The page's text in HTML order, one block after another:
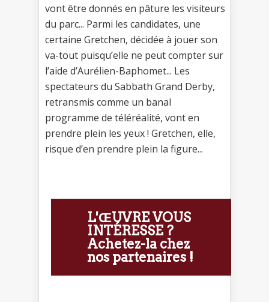
vont être donnés en pâture les visiteurs
du parc... Parmi les candidates, une
certaine Gretchen, décidée à jouer son
va-tout puisqu’elle ne peut compter sur
l’aide d’Aurélien-Baphomet... Les
spectateurs du Sabbath Grand Derby,
retransmis comme un banal
programme de téléréalité, vont en
prendre plein les yeux ! Gretchen, elle,
risque d’en prendre plein la figure...
L'ŒUVRE VOUS
INTÉRESSE ?
Achetez-la chez
nos partenaires !